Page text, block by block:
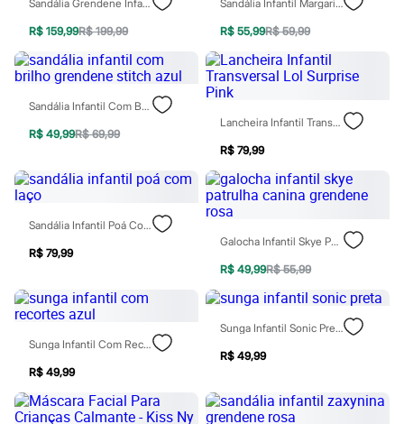
Calcinhas
Cintas e Modeladores
Meias
Pijamas
Sutiãs e Tops
Moda praia
Biquínis
Personagens
Plus size
Calças
Casacos e Jaquetas
Jeans
Shorts e Saias
Vestidos
Em alta
Inverno
Novidades
Roupas
Sandália Grendene Infantil Com Brinde Stitch Rosa
R$ 159,99R$ 199,99
Sandália Infantil Margarida Zaxy Rosa
R$ 55,99R$ 59,99
Sandália Infantil Com Brilho Grendene Stitch Azul
R$ 49,99R$ 69,99
Lancheira Infantil Transversal Lol Surprise Pink
R$ 79,99
Sandália Infantil Poá Com Laço
R$ 79,99
Galocha Infantil Skye Patrulha Canina Grendene Rosa
R$ 49,99R$ 55,99
Sunga Infantil Com Recortes Azul
R$ 49,99
Sunga Infantil Sonic Preta
R$ 49,99